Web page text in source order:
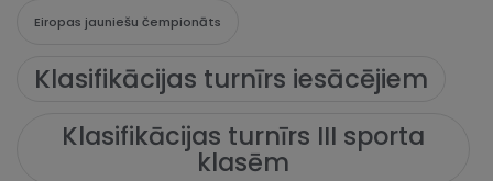
Eiropas jauniešu čempionāts
Klasifikācijas turnīrs iesācējiem
Klasifikācijas turnīrs III sporta
klasēm